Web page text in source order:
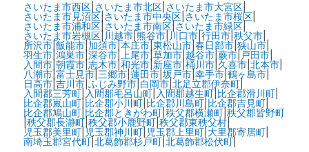
さいたま市西区| さいたま市北区| さいたま市大宮区|
さいたま市見沼区| さいたま市中央区| さいたま市桜区|
さいたま市浦和区|さいたま市南区| さいたま市緑区|
さいたま市岩槻区| 川越市| 熊谷市| 川口市| 行田市| 秩父市|
所沢市| 飯能市| 加須市| 本庄市| 東松山市| 春日部市| 狭山市|
羽生市|鴻巣市|深谷市| 上尾市|草加市| 越谷市| 蕨市| 戸田市|
入間市|朝霞市|志木市|和光市|新座市|桶川市|久喜市| 北本市|
八潮市|富士見市| 三郷市| 蓮田市| 坂戸市| 幸手市| 鶴ヶ島市|
日高市|吉川市| ふじみ野市| 白岡市| 北足立郡伊奈町|
入間郡三芳町| 入間郡毛呂山町| 入間郡越生町| 比企郡滑川町|
比企郡嵐山町|比企郡小川町| 比企郡川島町| 比企郡吉見町|
比企郡鳩山町|比企郡ときがわ町| 秩父郡横瀬町| 秩父郡皆野町
秩父郡長瀞町| 秩父郡小鹿野町| 秩父郡東秩父村|
児玉郡美里町| 児玉郡神川町| 児玉郡上里町| 大里郡寄居町|
南埼玉郡宮代町| 北葛飾郡杉戸町| 北葛飾郡松伏町|